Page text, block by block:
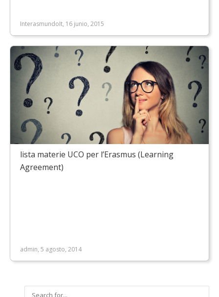
InterasmundoIt, 16 junio, 2015
lista materie UCO per l’Erasmus (Learning
Agreement)
admin, 5 agosto, 2014